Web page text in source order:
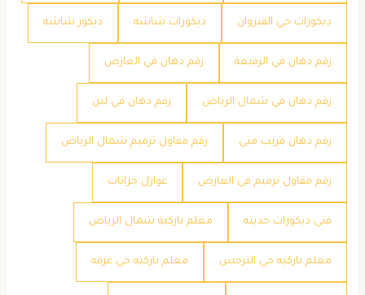
ديكورات حي القيروان ديكورات شاشه ديكور شاشه
رقم دهان في الرفيعة رقم دهان في العارض
رقم دهان في شمال الرياض رقم دهان في لبن
رقم دهان قريب مني رقم مقاول ترميم شمال الرياض
رقم مقاول ترميم في العارض عوازل خزانات
فني ديكورات حديثه معلم باركية شمال الرياض
معلم باركيه حي النرجس معلم باركيه حي عرقه